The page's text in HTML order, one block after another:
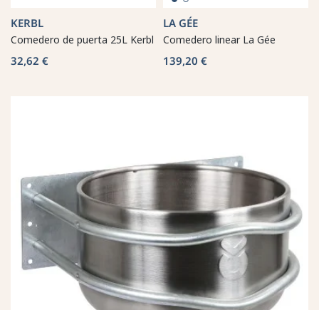
KERBL
Comedero de puerta 25L Kerbl
32,62 €
LA GÉE
Comedero linear La Gée
139,20 €